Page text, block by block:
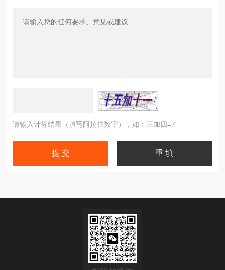
请输入计算结果（填写阿拉伯数字），如：三加四=7